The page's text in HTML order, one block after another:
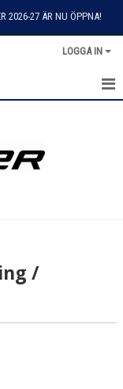
2026-27 ÄR NU ÖPPNA!
LOGGA IN
/